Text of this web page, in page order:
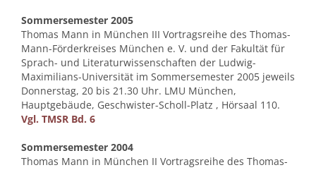
Sommersemester 2005
Thomas Mann in München III Vortragsreihe des Thomas-
Mann-Förderkreises München e. V. und der Fakultät für
Sprach- und Literaturwissenschaften der Ludwig-
Maximilians-Universität im Sommersemester 2005 jeweils
Donnerstag, 20 bis 21.30 Uhr. LMU München,
Hauptgebäude, Geschwister-Scholl-Platz , Hörsaal 110.
Vgl. TMSR Bd. 6
Sommersemester 2004
Thomas Mann in München II Vortragsreihe des Thomas-